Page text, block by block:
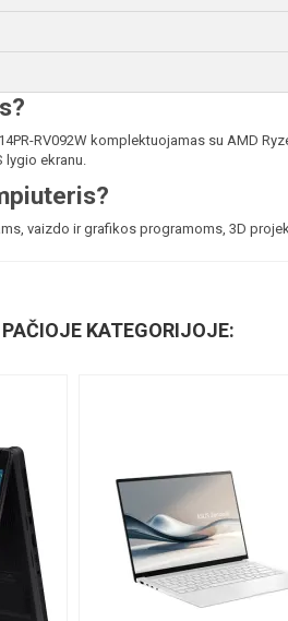
RV092W komplektuojamas su AMD
lygio ekranu.
vaizdo ir grafikos programoms, 3D
KATEGORIJOJE: